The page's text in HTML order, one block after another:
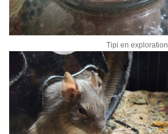
Tipi en exploration